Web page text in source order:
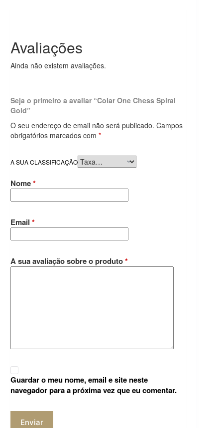
Avaliações
Ainda não existem avaliações.
Seja o primeiro a avaliar “Colar One Chess Spiral
Gold”
O seu endereço de email não será publicado. Campos
obrigatórios marcados com *
A SUA CLASSIFICAÇÃO
Nome*
Email *
A sua avaliação sobre o produto*
Guardar o meu nome, email e site neste
navegador para a próxima vez que eu comentar.
Enviar